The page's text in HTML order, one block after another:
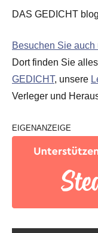
DAS GEDICHT
Besuchen Sie
Dort finden Sie
GEDICHT, unsere
Verleger und
EIGENANZEIGE